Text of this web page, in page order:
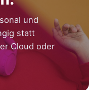
und
statt
Cloud oder